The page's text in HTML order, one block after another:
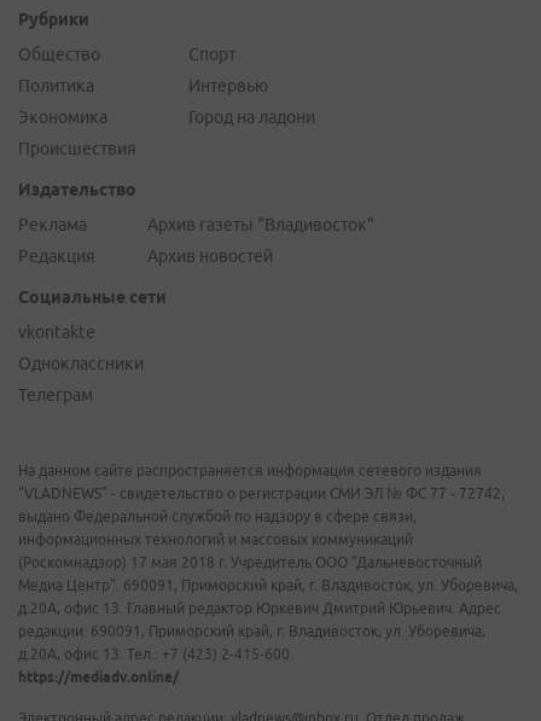
Рубрики
Общество
Политика
Экономика
Происшествия
Спорт
Интервью
Город на ладони
Издательство
Реклама
Редакция
Архив газеты "Владивосток"
Архив новостей
Социальные сети
vkontakte
Одноклассники
Телеграм
На данном сайте распространяется информация сетевого издания
"VLADNEWS" - свидетельство о регистрации СМИ ЭЛ № ФС 77 - 72742,
выдано Федеральной службой по надзору в сфере связи,
информационных технологий и массовых коммуникаций
(Роскомнадзор) 17 мая 2018 г. Учредитель ООО "Дальневосточный
Медиа Центр". 690091, Приморский край, г. Владивосток, ул. Уборевича,
д.20А, офис 13. Главный редактор Юркевич Дмитрий Юрьевич. Адрес
редакции: 690091, Приморский край, г. Владивосток, ул. Уборевича,
д.20А, офис 13. Тел.: +7 (423) 2-415-600.
https://mediadv.online/